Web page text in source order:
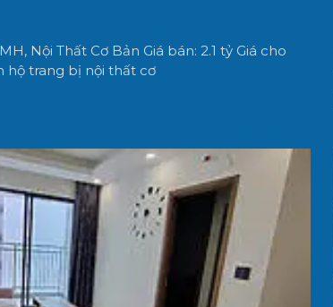
Nội Thất Cơ Bản Giá bán: 2.1 tỷ Giá cho
hộ trang bị nội thất cơ